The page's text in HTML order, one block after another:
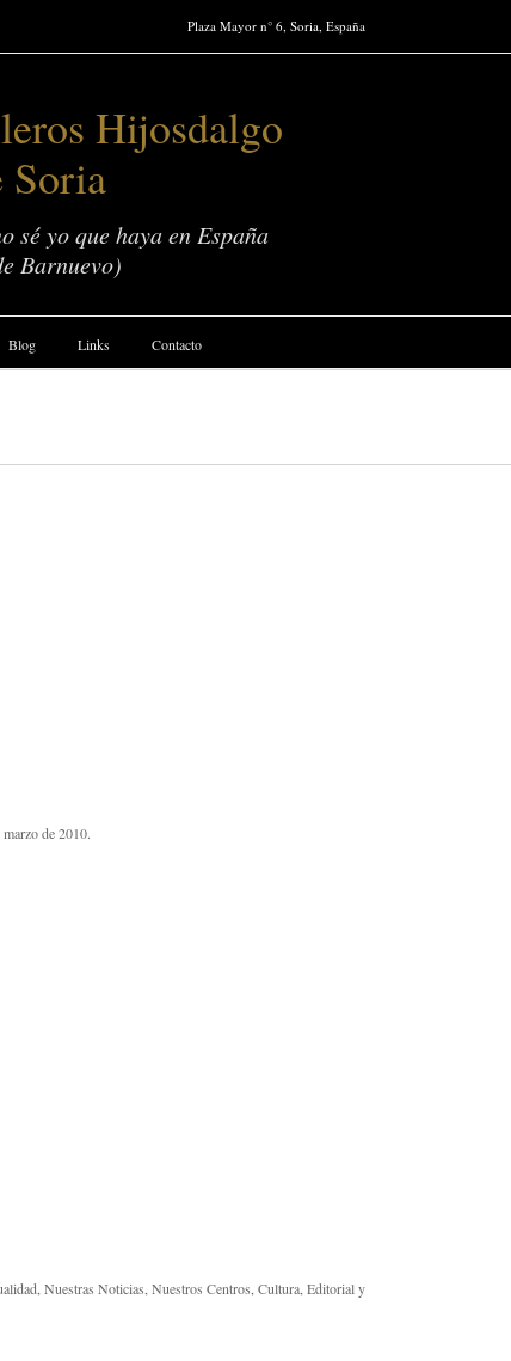
Plaza Mayor n° 6, Soria, España
Hijosdalgo
Soria
sé yo que haya en España
Barnuevo)
Blog Links Contacto
marzo de 2010.
Nuestras Noticias, Nuestros Centros, Cultura, Editorial y